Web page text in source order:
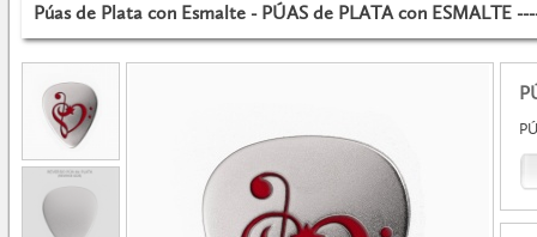
Púas de Plata con Esmalte - PÚAS de PLATA con ESMALTE